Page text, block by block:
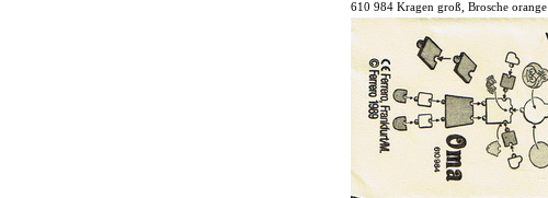
610 984 Kragen groß, Brosche orange